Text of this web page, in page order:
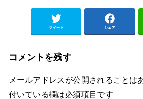
ツイート シェア
コメントを残す
メールアドレスが公開されることは
付いている欄は必須項目です